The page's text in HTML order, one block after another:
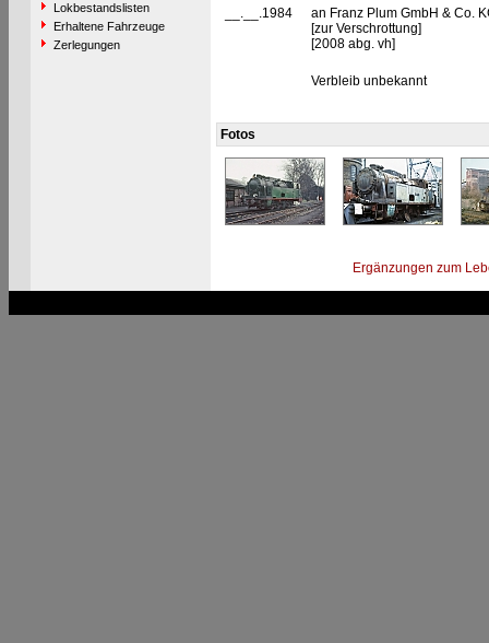
Lokbestandslisten
Erhaltene Fahrzeuge
Zerlegungen
__.__.1984
an Franz Plum GmbH & Co.
[zur Verschrottung]
[2008 abg. vh]
Verbleib unbekannt
Fotos
Ergänzungen zum